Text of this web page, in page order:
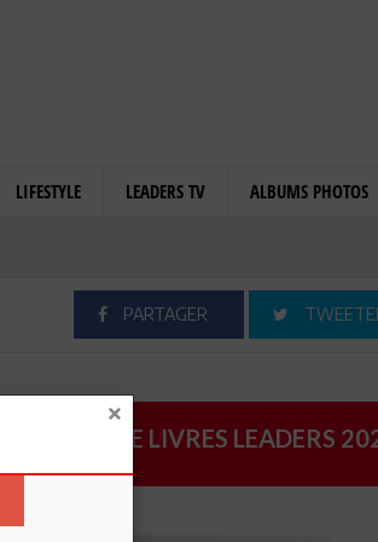
LIFESTYLE LEADERS TV ALBUMS PHOTOS
PARTAGER
CATALOGUE LIVRES LEADERS